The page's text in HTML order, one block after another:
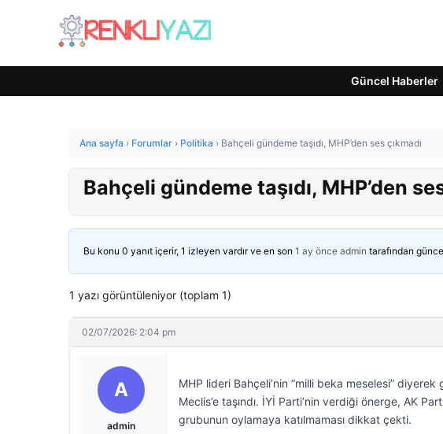
Güncel Haberler
Ana sayfa › Forumlar › Politika › Bahçeli gündeme taşıdı, MHP’den ses çıkmadı
Bahçeli gündeme taşıdı, MHP’den
Bu konu 0 yanıt içerir, 1 izleyen vardır ve en son 1 ay önce admin tarafından
1 yazı görüntüleniyor (toplam 1)
02/07/2026: 2:04 pm
A
admin
MHP lideri Bahçeli’nin “milli beka meselesi”
Meclis’e taşındı. İYİ Parti’nin verdiği önerge, AK
grubunun oylamaya katılmaması dikkat çekti.